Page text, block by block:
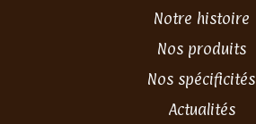
Notre histoire
Nos produits
Nos spécificités
Actualités